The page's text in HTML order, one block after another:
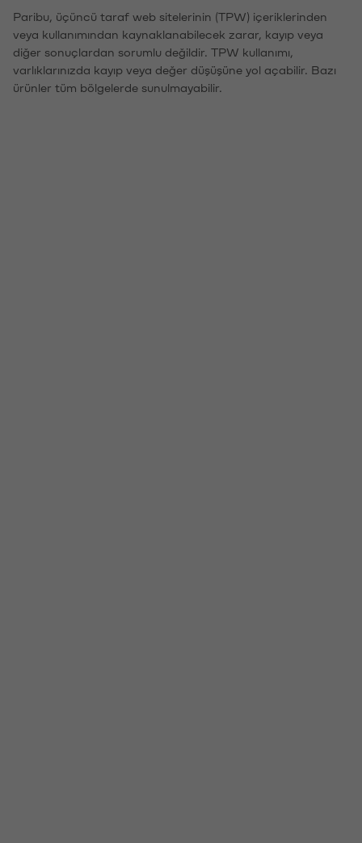
Paribu, üçüncü taraf web sitelerinin (TPW) içeriklerinden
veya kullanımından kaynaklanabilecek zarar, kayıp veya
diğer sonuçlardan sorumlu değildir. TPW kullanımı,
varlıklarınızda kayıp veya değer düşüşüne yol açabilir. Bazı
ürünler tüm bölgelerde sunulmayabilir.